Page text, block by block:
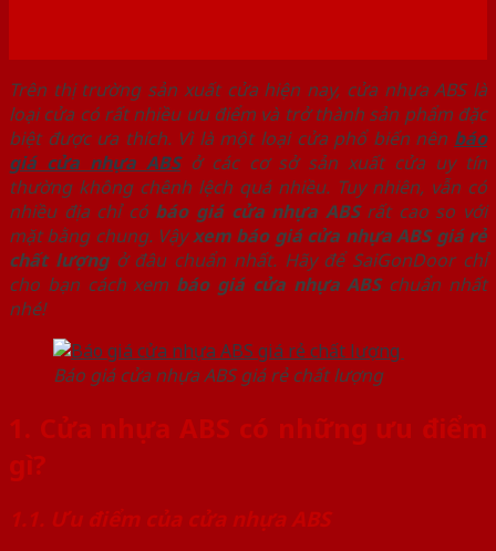
Trên thị trường sản xuất cửa hiện nay, cửa nhựa ABS là
loại cửa có rất nhiều ưu điểm và trở thành sản phẩm đặc
biệt được ưa thích. Vì là một loại cửa phổ biến nên báo
giá cửa nhựa ABSở các cơ sở sản xuất cửa uy tín
thường không chênh lệch quá nhiều. Tuy nhiên, vẫn có
nhiều địa chỉ có báo giá cửa nhựa ABSrất cao so với
mặt bằng chung. Vậyxem báo giá cửa nhựa ABS giá rẻ
chất lượngở đâu chuẩn nhất. Hãy để SaiGonDoor chỉ
cho bạn cách xem báo giá cửa nhựa ABS chuẩn nhất
nhé!
Báo giá cửa nhựa ABS giá rẻ chất lượng
1. Cửa nhựa ABS có những ưu điểm
gì?
1.1. Ưu điểm của cửa nhựa ABS